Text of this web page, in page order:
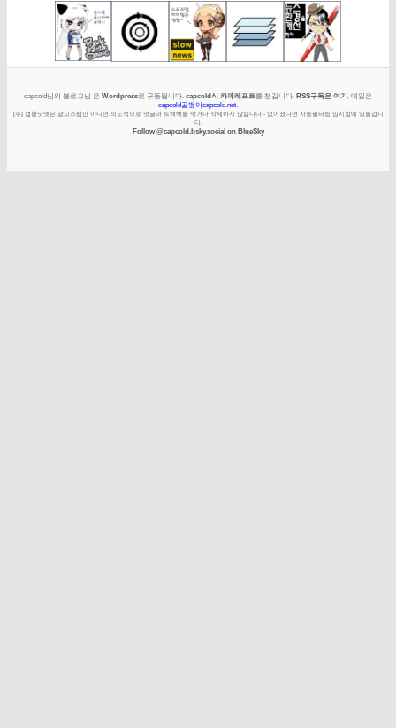
capcold님의 블로그님 은 Wordpress로 구동됩니다. capcold식 카피레프트를 챙깁니다. RSS구독은 여기. 메일은
capcold골뱅이capcold.net.
[주] 캡콜닷넷은 광고스팸만 아니면 의도적으로 덧글과 트랙백을 막거나 삭제하지 않습니다 - 없어졌다면 자동필터링 임시함에 있을겁니
다.
Follow @capcold.bsky.social on BlueSky